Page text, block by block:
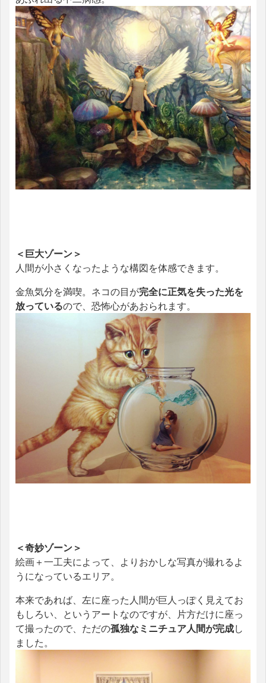
＜巨大ゾーン＞
人間が小さくなったような構図を体感できます。
金魚気分を満喫。ネコの目が完全に正気を失った光を
放っているので、恐怖心があおられます。
＜奇妙ゾーン＞
絵画＋一工夫によって、よりおかしな写真が撮れるよ
うになっているエリア。
本来であれば、左に座った人間が巨人っぽく見えてお
もしろい、というアートなのですが、片方だけに座っ
て撮ったので、ただの孤独なミニチュア人間が完成し
ました。